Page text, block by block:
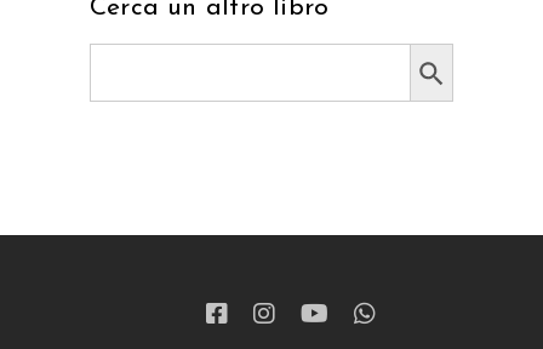
Cerca un altro libro
Search Button